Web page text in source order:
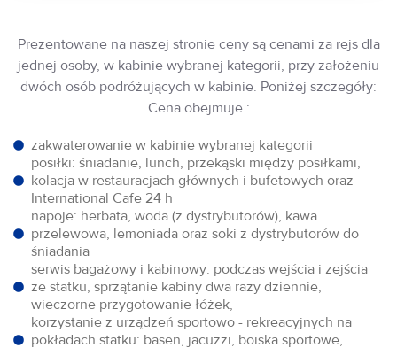
Prezentowane na naszej stronie ceny są cenami za rejs dla
jednej osoby, w kabinie wybranej kategorii, przy założeniu
dwóch osób podróżujących w kabinie. Poniżej szczegóły:
Cena obejmuje :
zakwaterowanie w kabinie wybranej kategorii
posiłki: śniadanie, lunch, przekąski między posiłkami,
kolacja w restauracjach głównych i bufetowych oraz
International Cafe 24 h
napoje: herbata, woda (z dystrybutorów), kawa
przelewowa, lemoniada oraz soki z dystrybutorów do
śniadania
serwis bagażowy i kabinowy: podczas wejścia i zejścia
ze statku, sprzątanie kabiny dwa razy dziennie,
wieczorne przygotowanie łóżek,
korzystanie z urządzeń sportowo - rekreacyjnych na
pokładach statku: basen, jacuzzi, boiska sportowe,